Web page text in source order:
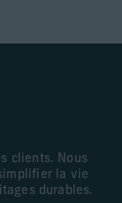
clients. Nous
la vie
durables.